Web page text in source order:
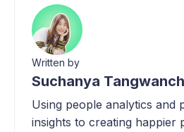
Written by
Suchanya
Using people analytics and
insights to creating happier